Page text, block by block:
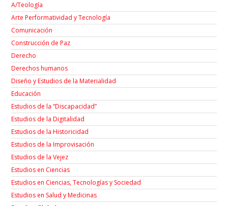
A/Teología
Arte Performatividad y Tecnología
Comunicación
Construcción de Paz
Derecho
Derechos humanos
Diseño y Estudios de la Materialidad
Educación
Estudios de la “Discapacidad”
Estudios de la Digitalidad
Estudios de la Historicidad
Estudios de la Improvisación
Estudios de la Vejez
Estudios en Ciencias
Estudios en Ciencias, Tecnologías y Sociedad
Estudios en Salud y Medicinas